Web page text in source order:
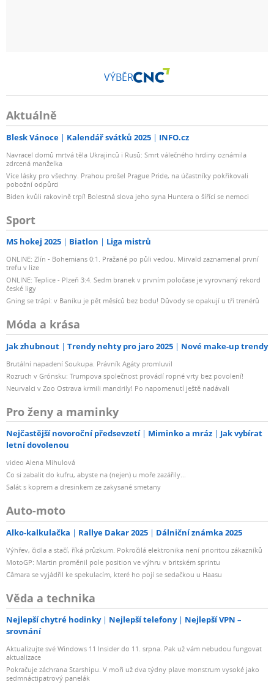
VÝBĚR
Aktuálně
Blesk Vánoce Kalendář svátků 2025 INFO.cz
Navracel domů mrtvá těla Ukrajinců i Rusů: Smrt válečného hrdiny oznámila
zdrcená manželka
Více lásky pro všechny. Prahou prošel Prague Pride, na účastníky pokřikovali
pobožní odpůrci
Biden kvůli rakovině trpí! Bolestná slova jeho syna Huntera o šířící se nemoci
Sport
MS hokej 2025 Biatlon Liga mistrů
ONLINE: Zlín - Bohemians 0:1. Pražané po půli vedou. Mirvald zaznamenal první
trefu v lize
ONLINE: Teplice - Plzeň 3:4. Sedm branek v prvním poločase je vyrovnaný rekord
české ligy
Gning se trápí: v Baníku je pět měsíců bez bodu! Důvody se opakují u tří trenérů
Móda a krása
Jak zhubnout Trendy nehty pro jaro 2025 Nové make-up trendy
Brutální napadení Soukupa. Právník Agáty promluvil
Rozruch v Grónsku: Trumpova společnost provádí ropné vrty bez povolení!
Neurvalci v Zoo Ostrava krmili mandrily! Po napomenutí ještě nadávali
Pro ženy a maminky
Nejčastější novoroční předsevzetí Miminko a mráz
Jak vybírat
letní dovolenou
video Alena Mihulová
Co si zabalit do kufru, abyste na (nejen) u moře zazářily...
Salát s koprem a dresinkem ze zakysané smetany
Auto-moto
Alko-kalkulačka Rallye Dakar 2025 Dálniční známka 2025
Výhřev, čidla a stačí, říká průzkum. Pokročilá elektronika není prioritou zákazníků
MotoGP: Martin proměnil pole position ve výhru v britském sprintu
Câmara se vyjádřil ke spekulacím, které ho pojí se sedačkou u Haasu
Věda a technika
Nejlepší chytré hodinky Nejlepší telefony
Nejlepší VPN –
srovnání
Aktualizujte své Windows 11 Insider do 11. srpna. Pak už vám nebudou fungovat
aktualizace
Pokračuje záchrana Starshipu. V moři už dva týdny plave monstrum vysoké jako
sedmnáctipatrový panelák